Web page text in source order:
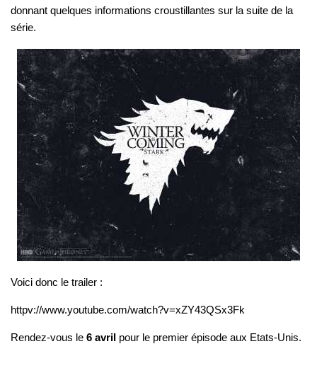
donnant quelques informations croustillantes sur la suite de la
série.
Voici donc le trailer :
httpv://www.youtube.com/watch?v=xZY43QSx3Fk
Rendez-vous le 6 avril pour le premier épisode aux Etats-Unis.